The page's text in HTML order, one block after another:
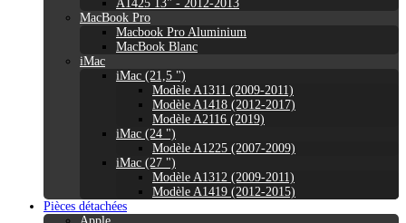
A1425 13" - 2012-2013
MacBook Pro
Macbook Pro Aluminium
MacBook Blanc
iMac
iMac (21,5 ")
Modèle A1311 (2009-2011)
Modèle A1418 (2012-2017)
Modèle A2116 (2019)
iMac (24 ")
Modèle A1225 (2007-2009)
iMac (27 ")
Modèle A1312 (2009-2011)
Modèle A1419 (2012-2015)
Pièces détachées